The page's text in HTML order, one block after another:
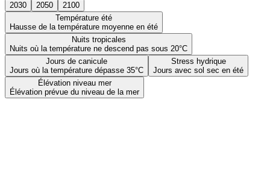
2030 2050
2100
Température été
Hausse de la température moyenne en été
Nuits tropicales
Nuits où la température ne descend pas sous 20°C
Jours de canicule
Jours où la température dépasse 35°C
Stress hydrique
Jours avec sol sec en été
Élévation niveau mer
Élévation prévue du niveau de la mer